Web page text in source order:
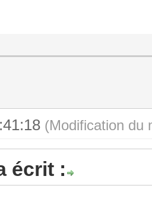
(Modification du
écrit :